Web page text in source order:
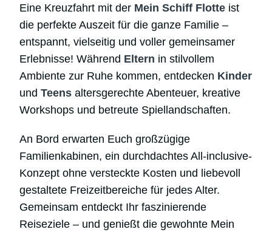
Eine Kreuzfahrt mit der Mein Schiff Flotte ist
die perfekte Auszeit für die ganze Familie –
entspannt, vielseitig und voller gemeinsamer
Erlebnisse! Während Eltern in stilvollem
Ambiente zur Ruhe kommen, entdecken Kinder
undTeens altersgerechte Abenteuer, kreative
Workshops und betreute Spiellandschaften.
An Bord erwarten Euch großzügige
Familienkabinen, ein durchdachtes All-inclusive-
Konzept ohne versteckte Kosten und liebevoll
gestaltete Freizeitbereiche für jedes Alter.
Gemeinsam entdeckt Ihr faszinierende
Reiseziele – und genießt die gewohnte Mein